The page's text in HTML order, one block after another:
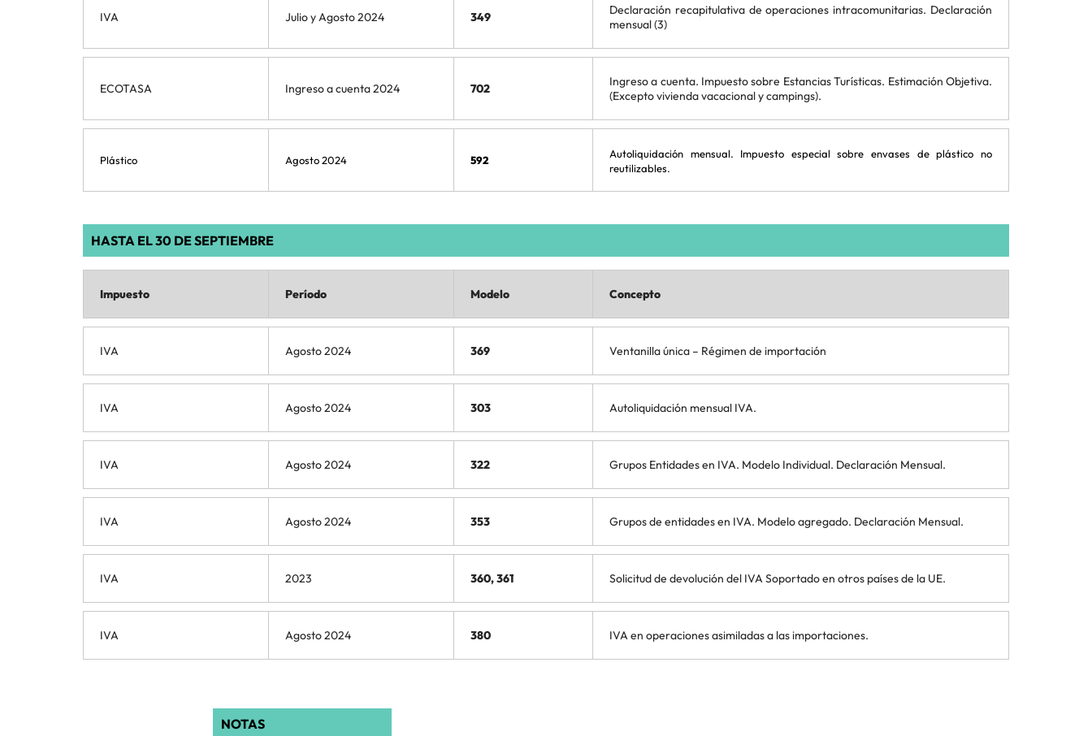
IVA Julio y Agosto 2024 349
Declaración recapitulativa de operaciones intracomunitarias. Declaración
mensual (3)
ECOTASA Ingreso a cuenta 2024 702
Ingreso a cuenta. Impuesto sobre Estancias Turísticas. Estimación Objetiva.
(Excepto vivienda vacacional y campings).
Plástico Agosto 2024 592
Autoliquidación mensual. Impuesto especial sobre envases de plástico no
reutilizables.
HASTA EL 30 DE SEPTIEMBRE
Impuesto Período Modelo Concepto
IVA Agosto 2024 369 Ventanilla única – Régimen de importación
IVA Agosto 2024 303 Autoliquidación mensual IVA.
IVA Agosto 2024 322 Grupos Entidades en IVA. Modelo Individual. Declaración Mensual.
IVA Agosto 2024 353 Grupos de entidades en IVA. Modelo agregado. Declaración Mensual.
IVA 2023 360, 361 Solicitud de devolución del IVA Soportado en otros países de la UE.
IVA Agosto 2024 380 IVA en operaciones asimiladas a las importaciones.
NOTAS